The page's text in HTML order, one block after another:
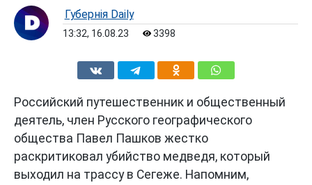
Губернiя Daily
13:32, 16.08.23 3398
Российский путешественник и общественный
деятель, член Русского географического
общества Павел Пашков жестко
раскритиковал убийство медведя, который
выходил на трассу в Сегеже. Напомним,